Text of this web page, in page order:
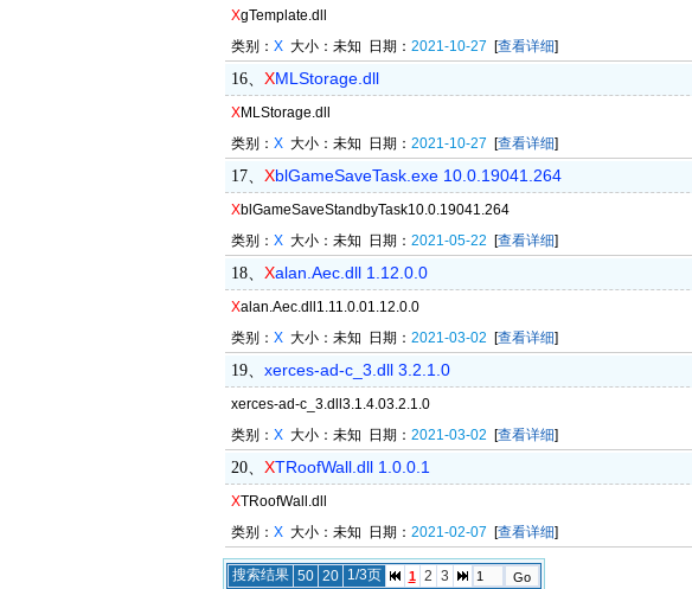
XgTemplate.dll
类别： X大小：未知 日期： 2021-10-27 [查看详细]
16、 XMLStorage.dll
XMLStorage.dll
类别： X大小：未知 日期： 2021-10-27 [查看详细]
17、 XblGameSaveTask.exe 10.0.19041.264
XblGameSaveStandbyTask10.0.19041.264
类别： X大小：未知 日期： 2021-05-22 [查看详细]
18、 Xalan.Aec.dll 1.12.0.0
Xalan.Aec.dll1.11.0.01.12.0.0
类别： X大小：未知 日期： 2021-03-02 [查看详细]
19、 xerces-ad-c_3.dll 3.2.1.0
xerces-ad-c_3.dll3.1.4.03.2.1.0
类别： X大小：未知 日期： 2021-03-02 [查看详细]
20、 XTRoofWall.dll 1.0.0.1
XTRoofWall.dll
类别： X大小：未知 日期： 2021-02-07 [查看详细]
搜索结果 50 20 1/3页 1 2 3